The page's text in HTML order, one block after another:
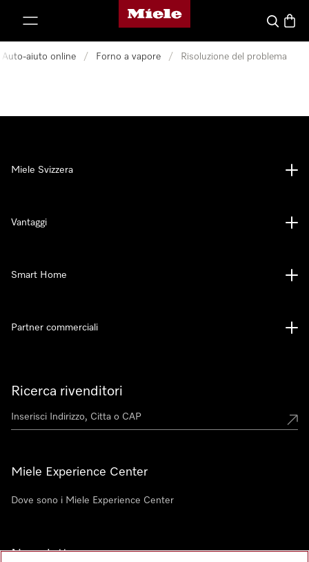
Homepage di Miele
Cerca
Auto-aiuto online / Forno a vapore / Risoluzione del problema
Ricerca rivenditori
Miele Experience Center
Dove sono i Miele Experience Center
Newsletter
Miele Svizzera
Vantaggi
Smart Home
Partner commerciali